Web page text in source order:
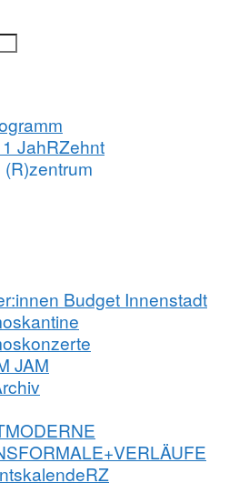
JahRZehnt
Budget Innenstadt
JAM